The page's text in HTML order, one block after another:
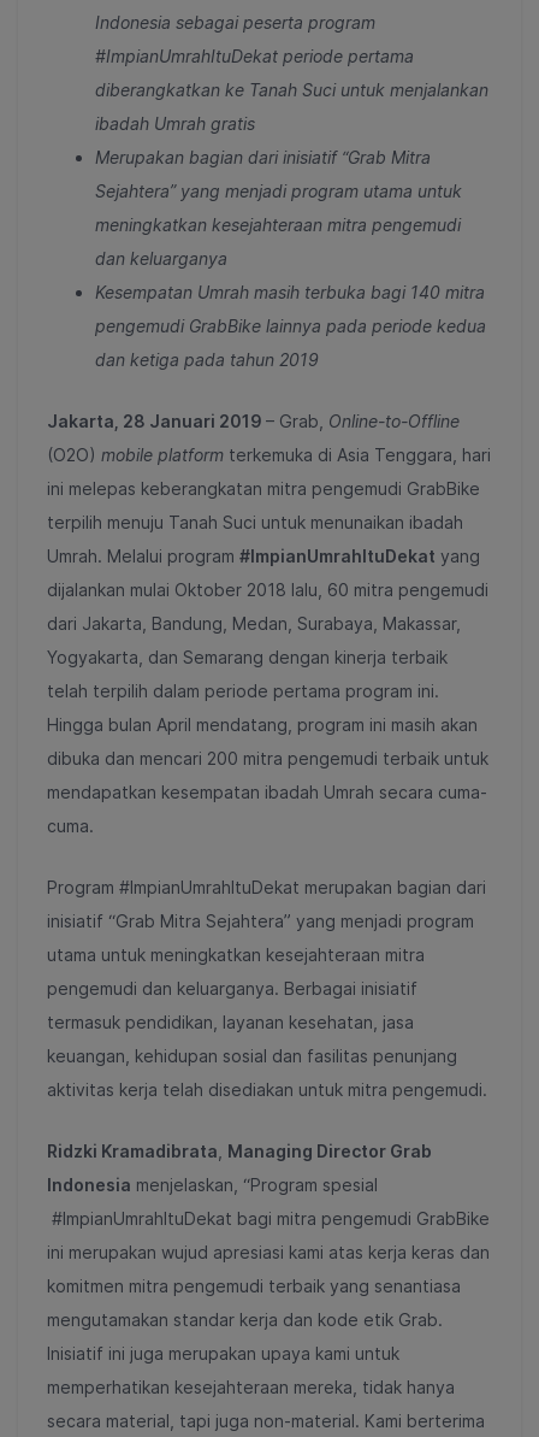
Indonesia sebagai peserta program
#ImpianUmrahItuDekat periode pertama
diberangkatkan ke Tanah Suci untuk menjalankan
ibadah Umrah gratis
Merupakan bagian dari inisiatif “Grab Mitra
Sejahtera” yang menjadi program utama untuk
meningkatkan kesejahteraan mitra pengemudi
dan keluarganya
Kesempatan Umrah masih terbuka bagi 140 mitra
pengemudi GrabBike lainnya pada periode kedua
dan ketiga pada tahun 2019
Jakarta, 28 Januari 2019 – Grab, Online-to-Offline
(O2O) mobile platform terkemuka di Asia Tenggara, hari
ini melepas keberangkatan mitra pengemudi GrabBike
terpilih menuju Tanah Suci untuk menunaikan ibadah
Umrah. Melalui program #ImpianUmrahItuDekat yang
dijalankan mulai Oktober 2018 lalu, 60 mitra pengemudi
dari Jakarta, Bandung, Medan, Surabaya, Makassar,
Yogyakarta, dan Semarang dengan kinerja terbaik
telah terpilih dalam periode pertama program ini.
Hingga bulan April mendatang, program ini masih akan
dibuka dan mencari 200 mitra pengemudi terbaik untuk
mendapatkan kesempatan ibadah Umrah secara cuma-
cuma.
Program #ImpianUmrahItuDekat merupakan bagian dari
inisiatif “Grab Mitra Sejahtera” yang menjadi program
utama untuk meningkatkan kesejahteraan mitra
pengemudi dan keluarganya. Berbagai inisiatif
termasuk pendidikan, layanan kesehatan, jasa
keuangan, kehidupan sosial dan fasilitas penunjang
aktivitas kerja telah disediakan untuk mitra pengemudi.
Ridzki Kramadibrata Managing Director Grab
Indonesia menjelaskan, “Program spesial
#ImpianUmrahItuDekat bagi mitra pengemudi GrabBike
ini merupakan wujud apresiasi kami atas kerja keras dan
komitmen mitra pengemudi terbaik yang senantiasa
mengutamakan standar kerja dan kode etik Grab.
Inisiatif ini juga merupakan upaya kami untuk
memperhatikan kesejahteraan mereka, tidak hanya
secara material, tapi juga non-material. Kami berterima